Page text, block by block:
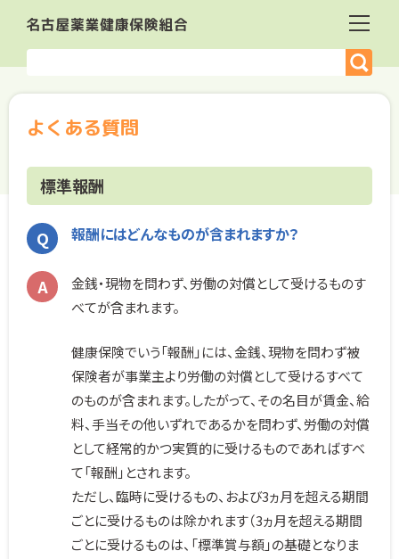
よくある質問
標準報酬
報酬にはどんなものが含まれますか？
金銭・現物を問わず、労働の対償として受けるものす
べてが含まれます。
健康保険でいう「報酬」には、金銭、現物を問わず被
保険者が事業主より労働の対償として受けるすべて
のものが含まれます。したがって、その名目が賃金、給
料、手当その他いずれであるかを問わず、労働の対償
として経常的かつ実質的に受けるものであればすべ
て「報酬」とされます。
ただし、臨時に受けるもの、および3ヵ月を超える期間
ごとに受けるものは除かれます（3ヵ月を超える期間
ごとに受けるものは、「標準賞与額」の基礎となりま